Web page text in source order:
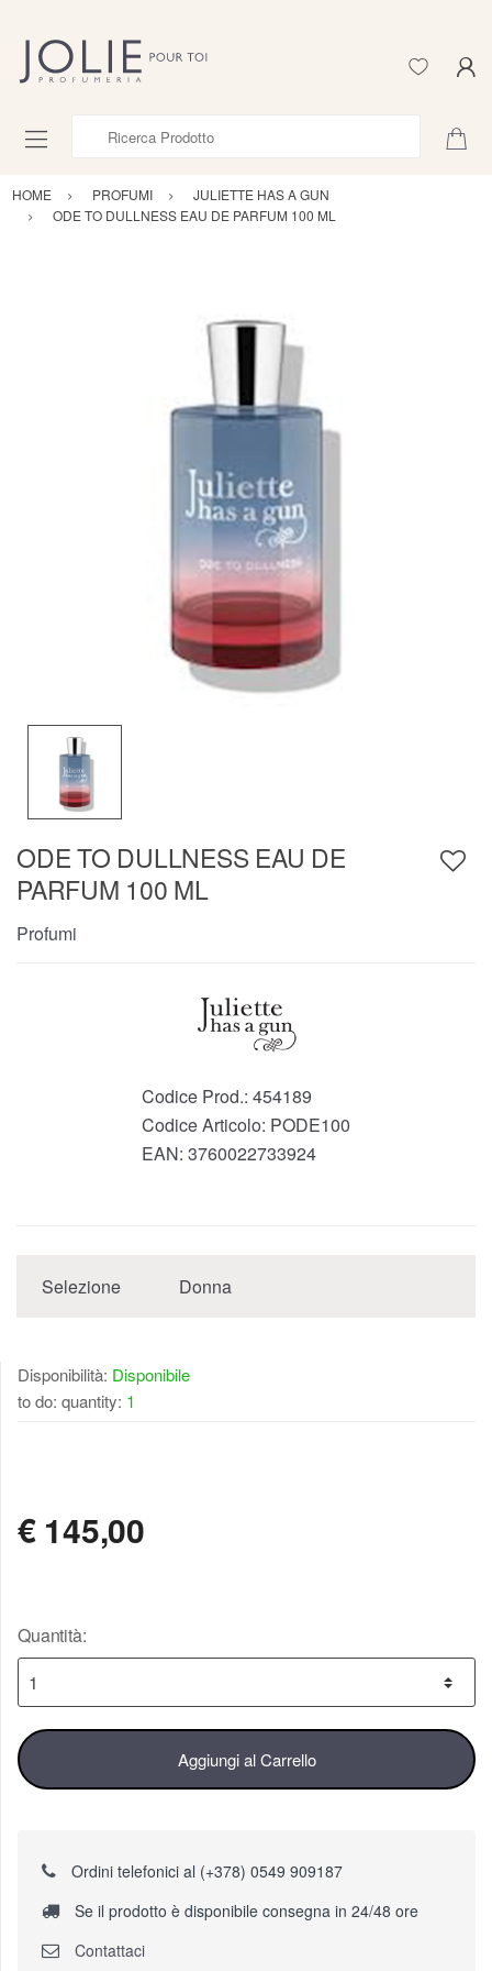
HOME PROFUMI
JULIETTE HAS A GUN
ODE TO DULLNESS EAU DE PARFUM 100 ML
ODE TO DULLNESS EAU DE
PARFUM 100 ML
Profumi
Codice Prod.: 454189
Codice Articolo: PODE100
EAN: 3760022733924
Selezione Donna
Disponibilità: Disponibile
to do: quantity: 1
€ 145,00
Quantità:
Aggiungi al Carrello
Ordini telefonici al (+378) 0549 909187
Se il prodotto è disponibile consegna in 24/48 ore
Contattaci